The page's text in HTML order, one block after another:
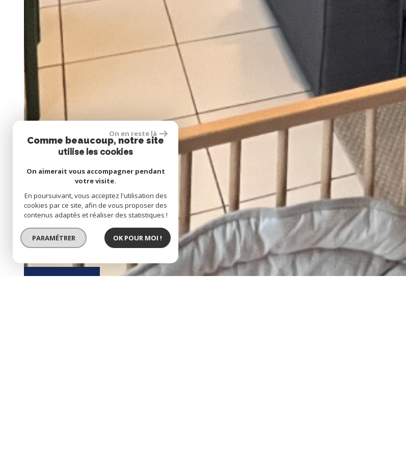
On en reste là
Comme beaucoup, notre site
utilise les cookies
On aimerait vous accompagner pendant
votre visite.
En poursuivant, vous acceptez l'utilisation des
cookies par ce site, afin de vous proposer des
contenus adaptés et réaliser des statistiques !
PARAMÉTRER OK POUR MOI !